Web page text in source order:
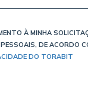
À MINHA
DE ACORDO
DO TORABIT